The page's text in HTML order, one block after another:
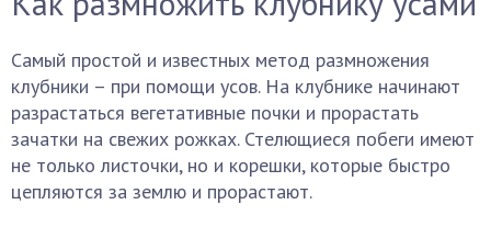
Самый простой и известных метод размножения
клубники – при помощи усов. На клубнике начинают
разрастаться вегетативные почки и прорастать
зачатки на свежих рожках. Стелющиеся побеги имеют
не только листочки, но и корешки, которые быстро
цепляются за землю и прорастают.